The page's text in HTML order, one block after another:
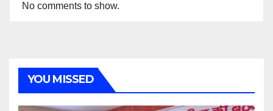
No comments to show.
YOU MISSED